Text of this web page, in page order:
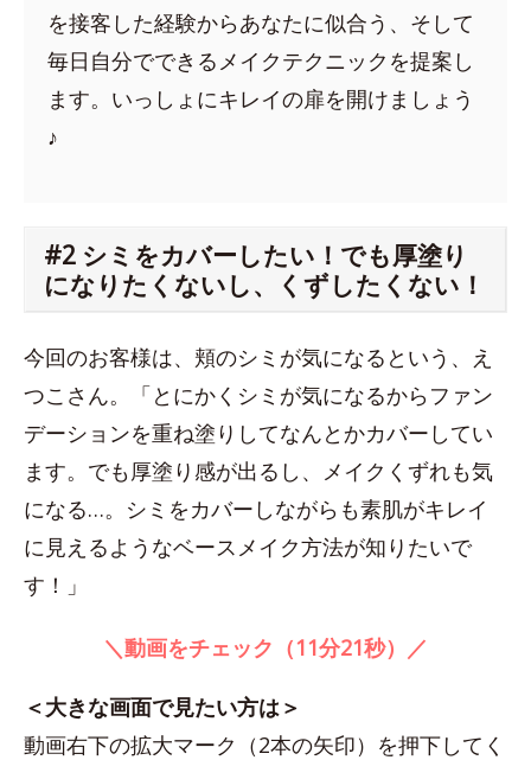
を接客した経験からあなたに似合う、そして
毎日自分でできるメイクテクニックを提案し
ます。いっしょにキレイの扉を開けましょう
♪
#2 シミをカバーしたい！でも厚塗り
になりたくないし、くずしたくない！
今回のお客様は、頬のシミが気になるという、え
つこさん。「とにかくシミが気になるからファン
デーションを重ね塗りしてなんとかカバーしてい
ます。でも厚塗り感が出るし、メイクくずれも気
になる…。シミをカバーしながらも素肌がキレイ
に見えるようなベースメイク方法が知りたいで
す！」
＼動画をチェック（11分21秒）／
＜大きな画面で見たい方は＞
動画右下の拡大マーク（2本の矢印）を押下してく